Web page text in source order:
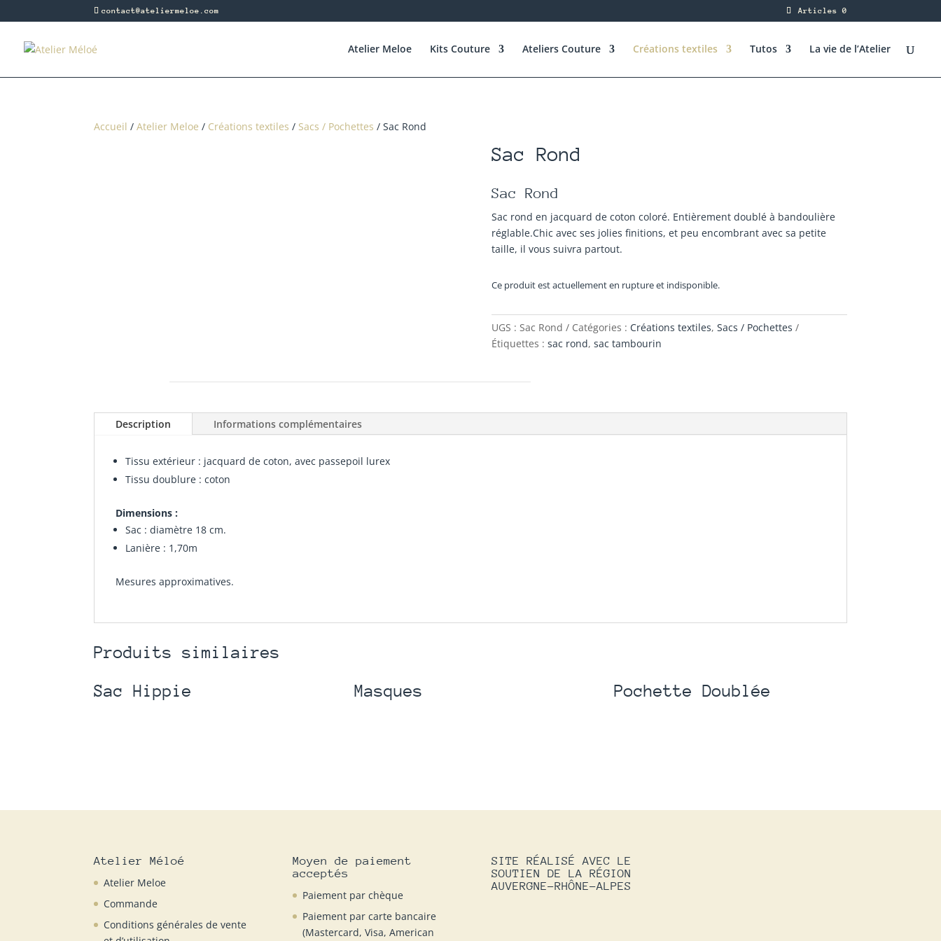
contact@ateliermeloe.com Articles 0
Atelier Meloe Kits Couture Ateliers Couture Créations textiles Tutos La vie de l’Atelier
Accueil /Atelier Meloe / Créations textiles / Sacs / Pochettes / Sac Rond
Sac Rond
Sac Rond
Sac rond en jacquard de coton coloré. Entièrement doublé à bandoulière
réglable.Chic avec ses jolies finitions, et peu encombrant avec sa petite
taille, il vous suivra partout.
Ce produit est actuellement en rupture et indisponible.
UGS : Sac Rond Catégories : Créations textiles, Sacs / Pochettes
Étiquettes : sac rond, sac tambourin
Description Informations complémentaires
Tissu extérieur : jacquard de coton, avec passepoil lurex
Tissu doublure : coton
Dimensions :
Sac : diamètre 18 cm.
Lanière : 1,70m
Mesures approximatives.
Produits similaires
Sac Hippie Masques Pochette Doublée
Atelier Méloé
Atelier Meloe
Commande
Conditions générales de vente
Moyen de paiement
acceptés
Paiement par chèque
Paiement par carte bancaire
(Mastercard, Visa, American
SITE RÉALISÉ AVEC LE
SOUTIEN DE LA RÉGION
AUVERGNE-RHÔNE-ALPES